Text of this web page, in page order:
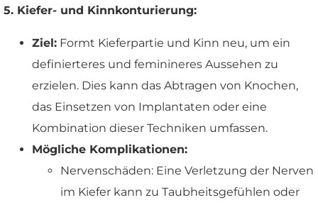
5. Kiefer- und Kinnkonturierung:
Ziel: Formt Kieferpartie und Kinn neu, um ein
definierteres und feminineres Aussehen zu
erzielen. Dies kann das Abtragen von Knochen,
das Einsetzen von Implantaten oder eine
Kombination dieser Techniken umfassen.
Mögliche Komplikationen:
Nervenschäden: Eine Verletzung der Nerven
im Kiefer kann zu Taubheitsgefühlen oder